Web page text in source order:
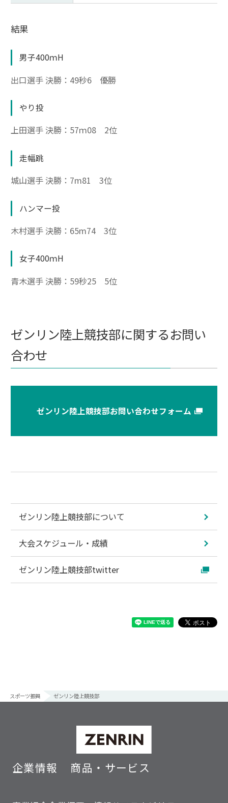
結果
男子400ｍH
出口選手決勝：49秒6 優勝
やり投
上田選手決勝：57ｍ08 2位
走幅跳
城山選手決勝：7m81 3位
ハンマー投
木村選手決勝：65m74 3位
女子400ｍH
青木選手決勝：59秒25 5位
ゼンリン陸上競技部に関するお問い
合わせ
ゼンリン陸上競技部お問い合わせフォーム
ゼンリン陸上競技部について
大会スケジュール・成績
ゼンリン陸上競技部twitter
スポーツ振興 ゼンリン陸上競技部
企業情報 商品・サービス